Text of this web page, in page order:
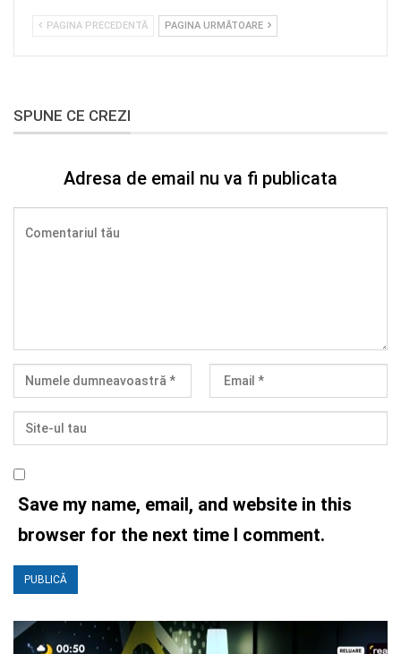
PAGINA PRECEDENTĂ PAGINA URMĂTOARE
SPUNE CE CREZI
Adresa de email nu va fi publicata
Save my name, email, and website in this
browser for the next time I comment.